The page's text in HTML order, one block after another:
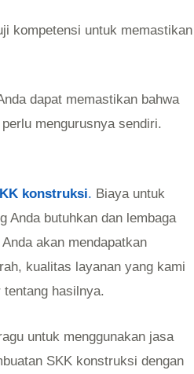
kompetensi untuk memastikan
dapat memastikan bahwa
mengurusnya sendiri.
konstruksi. Biaya untuk
Anda butuhkan dan lembaga
akan mendapatkan
kualitas layanan yang kami
hasilnya.
untuk menggunakan jasa
SKK konstruksi dengan